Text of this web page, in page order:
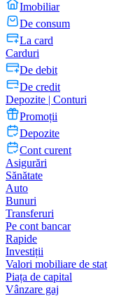
Imobiliar
De consum
La card
Carduri
De debit
De credit
Depozite | Conturi
Promoții
Depozite
Cont curent
Asigurări
Sănătate
Auto
Bunuri
Transferuri
Pe cont bancar
Rapide
Investiții
Valori mobiliare de stat
Piața de capital
Vânzare gaj